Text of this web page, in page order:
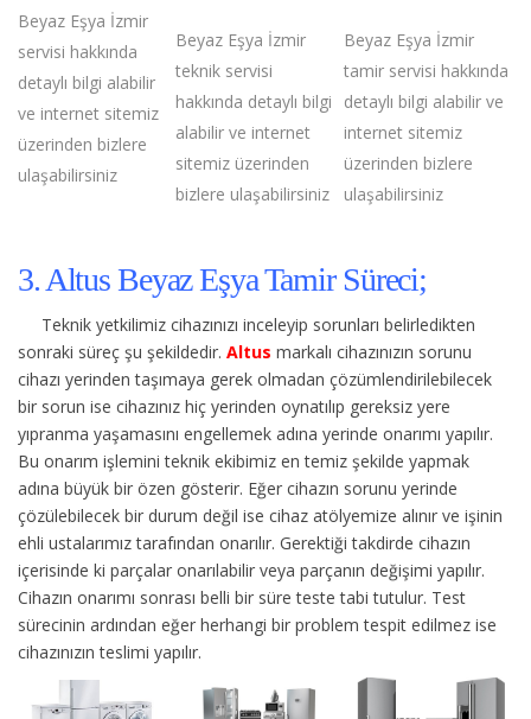
Beyaz Eşya İzmir
servisi hakkında
detaylı bilgi alabilir
ve internet sitemiz
üzerinden bizlere
ulaşabilirsiniz
Beyaz Eşya İzmir
teknik servisi
hakkında detaylı bilgi
alabilir ve internet
sitemiz üzerinden
bizlere ulaşabilirsiniz
Beyaz Eşya İzmir
tamir servisi hakkında
detaylı bilgi alabilir ve
internet sitemiz
üzerinden bizlere
ulaşabilirsiniz
3. Altus Beyaz Eşya Tamir Süreci;
Teknik yetkilimiz cihazınızı inceleyip sorunları belirledikten
sonraki süreç şu şekildedir. Altus markalı cihazınızın sorunu
cihazı yerinden taşımaya gerek olmadan çözümlendirilebilecek
bir sorun ise cihazınız hiç yerinden oynatılıp gereksiz yere
yıpranma yaşamasını engellemek adına yerinde onarımı yapılır.
Bu onarım işlemini teknik ekibimiz en temiz şekilde yapmak
adına büyük bir özen gösterir. Eğer cihazın sorunu yerinde
çözülebilecek bir durum değil ise cihaz atölyemize alınır ve işinin
ehli ustalarımız tarafından onarılır. Gerektiği takdirde cihazın
içerisinde ki parçalar onarılabilir veya parçanın değişimi yapılır.
Cihazın onarımı sonrası belli bir süre teste tabi tutulur. Test
sürecinin ardından eğer herhangi bir problem tespit edilmez ise
cihazınızın teslimi yapılır.